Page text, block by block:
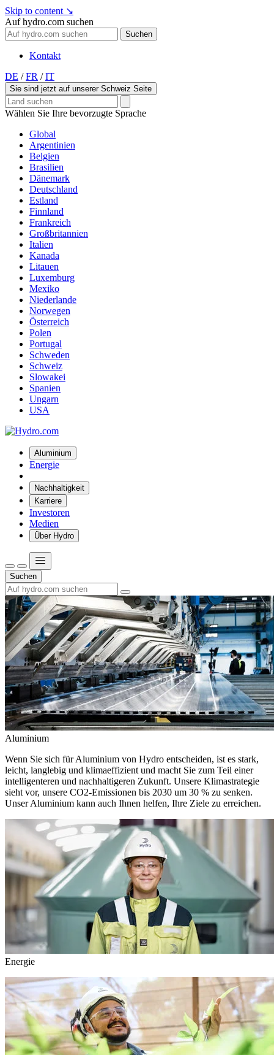
Skip to content ↘
Auf hydro.com suchen
Suchen
Kontakt
DE / FR / IT
Sie sind jetzt auf unserer Schweiz Seite
Wählen Sie Ihre bevorzugte Sprache
Global
Argentinien
Belgien
Brasilien
Dänemark
Deutschland
Estland
Finnland
Frankreich
Großbritannien
Italien
Kanada
Litauen
Luxemburg
Mexiko
Niederlande
Norwegen
Österreich
Polen
Portugal
Schweden
Schweiz
Slowakei
Spanien
Ungarn
USA
Aluminium
Energie
Nachhaltigkeit
Karriere
Investoren
Medien
Über Hydro
Suchen
Aluminium
Wenn Sie sich für Aluminium von Hydro entscheiden, ist es stark,
leicht, langlebig und klimaeffizient und macht Sie zum Teil einer
intelligenteren und nachhaltigeren Zukunft. Unsere Klimastrategie
sieht vor, unsere CO2-Emissionen bis 2030 um 30 % zu senken.
Unser Aluminium kann auch Ihnen helfen, Ihre Ziele zu erreichen.
Energie